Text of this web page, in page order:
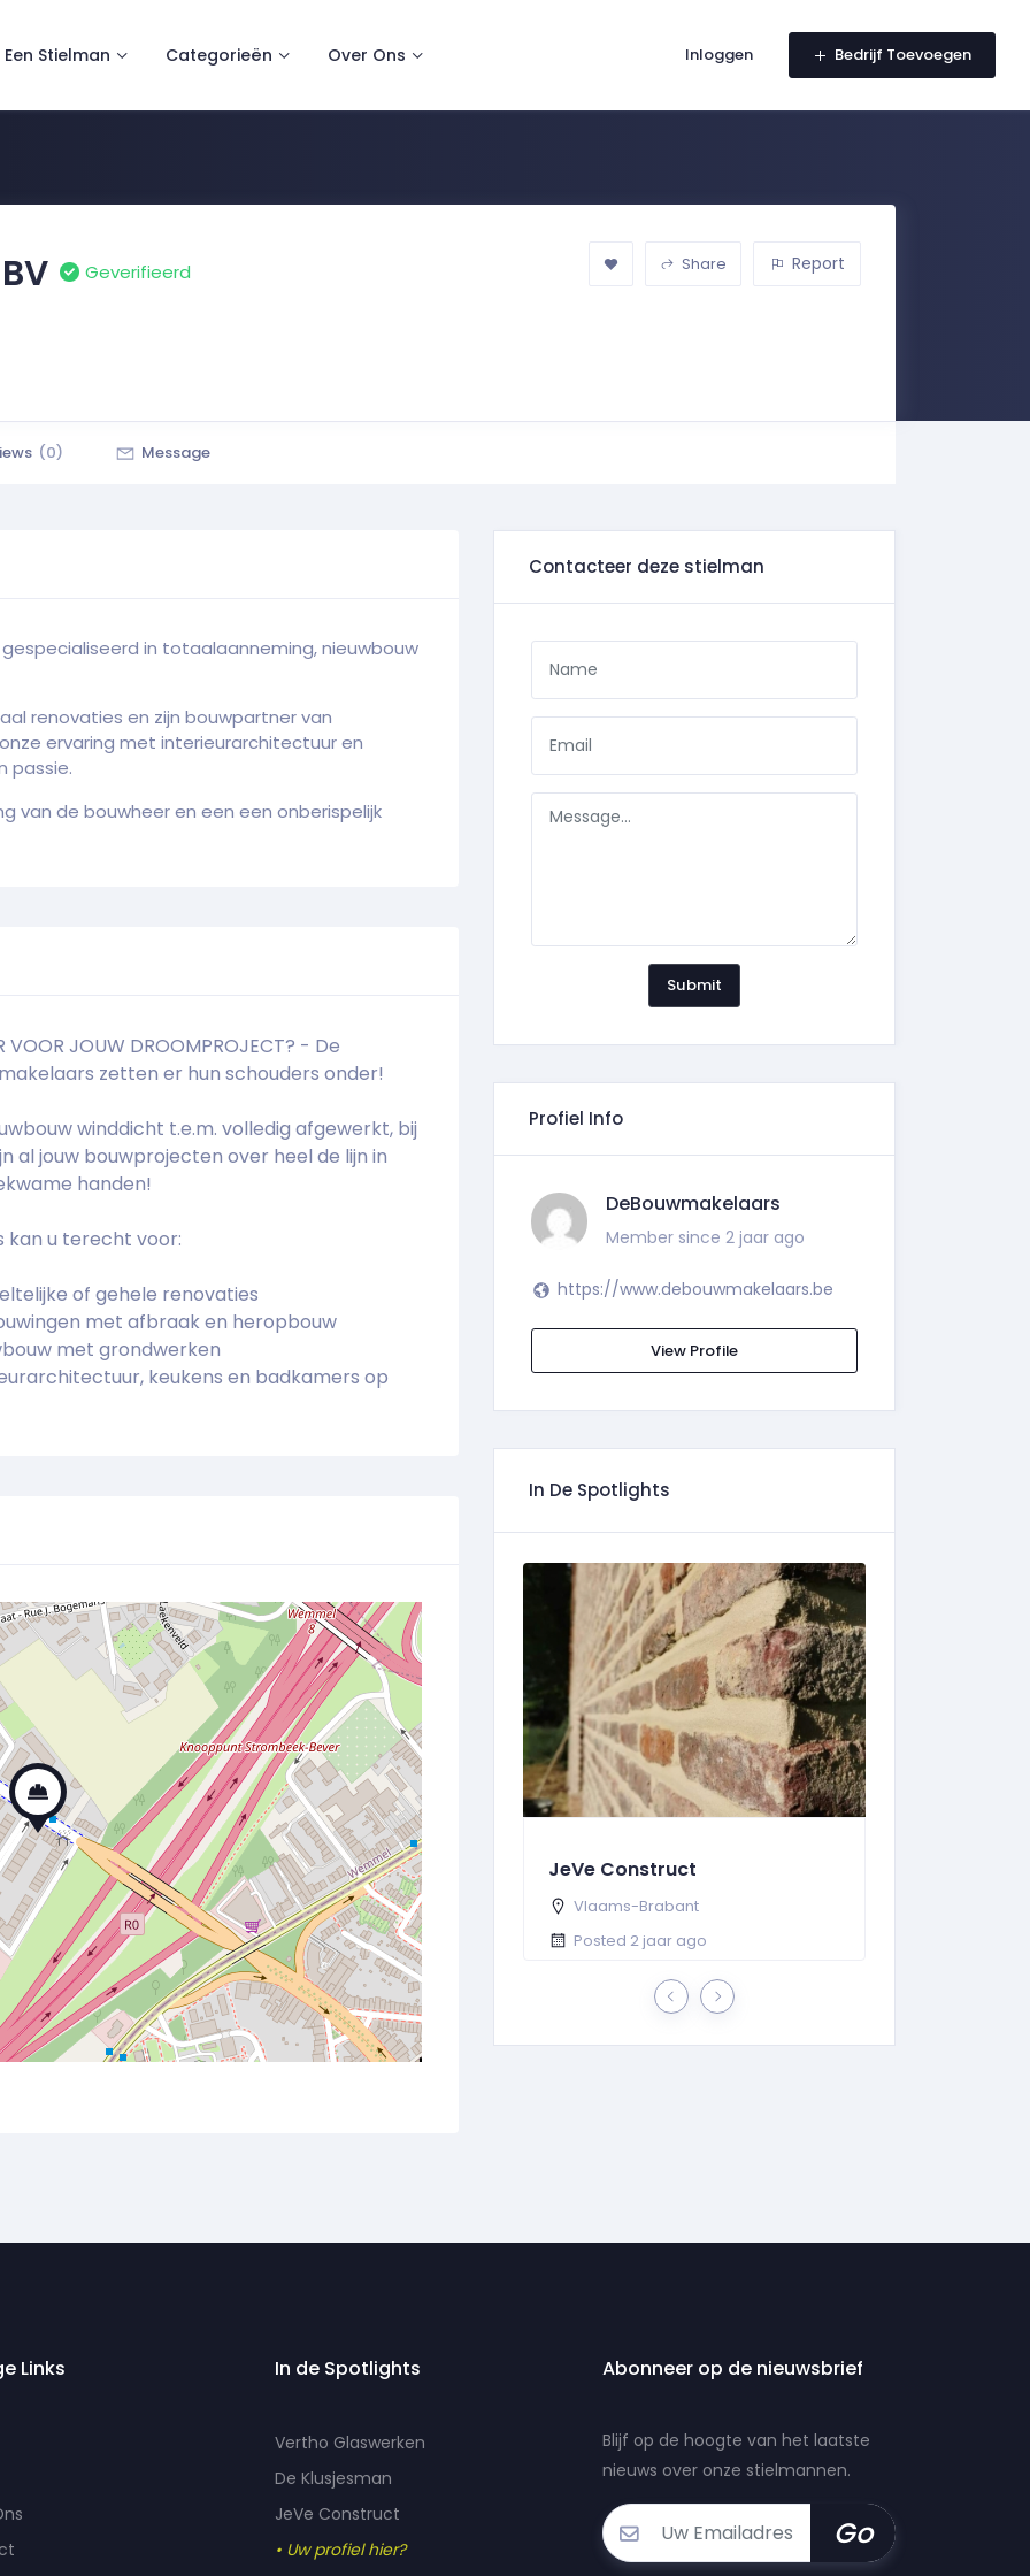
Stielman Categorieën Over Ons Inloggen Bedrijf Toevoegen
Geverifieerd Share Report
(0) Message
in totaalaanneming, nieuwbouw
renovaties en zijn bouwpartner van
ervaring met interieurarchitectuur en
passie.
van de bouwheer en een een onberispelijk
VOOR JOUW DROOMPROJECT? - De
zetten er hun schouders onder!
winddicht t.e.m. volledig afgewerkt, bij
al jouw bouwprojecten over heel de lijn in
handen!
kan u terecht voor:
of gehele renovaties
met afbraak en heropbouw
met grondwerken
keukens en badkamers op
Contacteer deze stielman
Submit
Profiel Info
DeBouwmakelaars
Member since 2 jaar ago
https://www.debouwmakelaars.be
View Profile
In De Spotlights
JeVe Construct
Vlaams-Brabant
Posted 2 jaar ago
Links In de Spotlights
Vertho Glaswerken
De Klusjesman
JeVe Construct
• Uw profiel hier?
Abonneer op de nieuwsbrief
Blijf op de hoogte van het laatste
nieuws over onze stielmannen.
Go